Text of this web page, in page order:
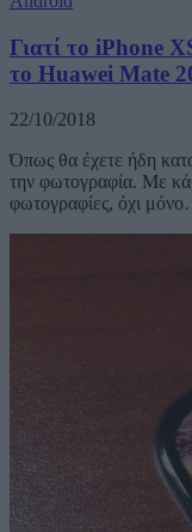
Γιατί το iPhone
το Huawei Mate
22/10/2018
Όπως θα έχετε ήδη
την φωτογραφία. Με
φωτογραφίες, όχι